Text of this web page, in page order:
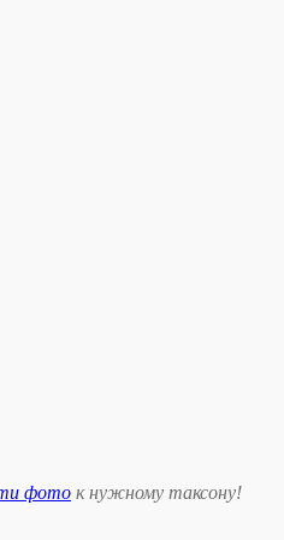
фото к нужному таксону!